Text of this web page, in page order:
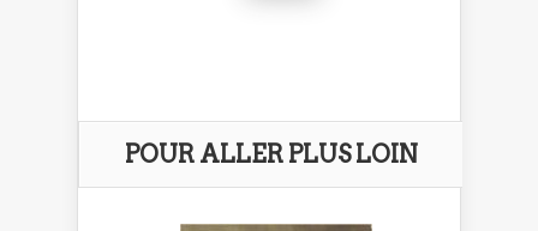
POUR ALLER PLUS LOIN